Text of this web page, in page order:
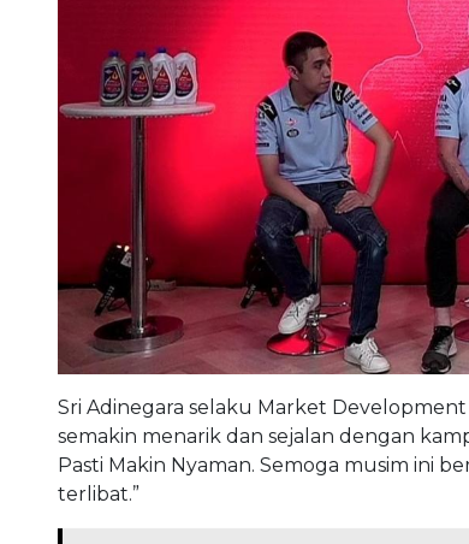
Sri Adinegara selaku Market
semakin menarik dan sejalan dengan
Pasti Makin Nyaman. Semoga musim ini
terlibat.”